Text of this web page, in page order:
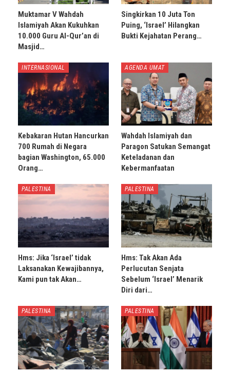
Muktamar V Wahdah
Islamiyah Akan Kukuhkan
10.000 Guru Al-Qur’an di
Masjid…
Singkirkan 10 Juta Ton
Puing, ‘Israel’ Hilangkan
Bukti Kejahatan Perang…
INTERNASIONAL
Kebakaran Hutan Hancurkan
700 Rumah di Negara
bagian Washington, 65.000
Orang…
AGENDA UMAT
Wahdah Islamiyah dan
Paragon Satukan Semangat
Keteladanan dan
Kebermanfaatan
PALESTINA
Hms: Jika ‘Israel’ tidak
Laksanakan Kewajibannya,
Kami pun tak Akan…
PALESTINA
Hms: Tak Akan Ada
Perlucutan Senjata
Sebelum ‘Israel’ Menarik
Diri dari…
PALESTINA PALESTINA